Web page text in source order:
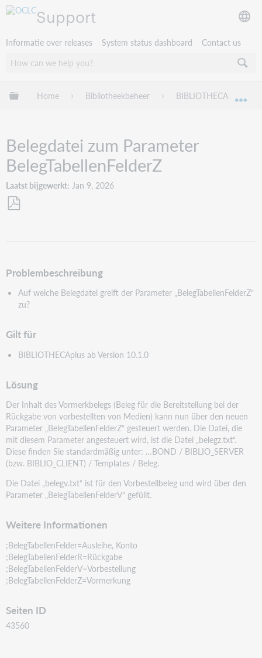
Support
Informatie over releases System status dashboard Contact us
Mondiale hiërarchie uitvouwen / samenvouwen
Home Bibliotheekbeheer BIBLIOTHECA
Belegdatei zum Parameter
BelegTabellenFelderZ
Laatst bijgewerkt Jan 9, 2026
Problembeschreibung
Auf welche Belegdatei greift der Parameter „BelegTabellenFelderZ“
zu?
Gilt für
BIBLIOTHECAplus ab Version 10.1.0
Lösung
Der Inhalt des Vormerkbelegs (Beleg für die Bereitstellung bei der
Rückgabe von vorbestellten von Medien) kann nun über den neuen
Parameter „BelegTabellenFelderZ“ gesteuert werden. Die Datei, die
mit diesem Parameter angesteuert wird, ist die Datei „belegz.txt“.
Diese finden Sie standardmäßig unter: …BOND / BIBLIO_SERVER
(bzw. BIBLIO_CLIENT) / Templates / Beleg.
Die Datei „belegv.txt“ ist für den Vorbestellbeleg und wird über den
Parameter „BelegTabellenFelderV“ gefüllt.
Weitere Informationen
;BelegTabellenFelder=Ausleihe, Konto
;BelegTabellenFelderR=Rückgabe
;BelegTabellenFelderV=Vorbestellung
;BelegTabellenFelderZ=Vormerkung
Seiten ID
43560